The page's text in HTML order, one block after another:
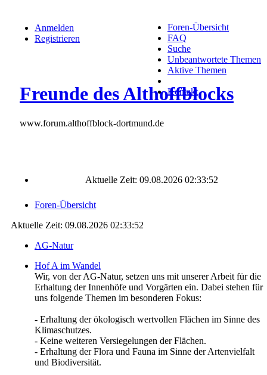
Foren-Übersicht
FAQ
Suche
Unbeantwortete Themen
Aktive Themen
Kontakt
Anmelden
Registrieren
Freunde des Althoffblocks
www.forum.althoffblock-dortmund.de
Aktuelle Zeit: 09.08.2026 02:33:52
Foren-Übersicht
Aktuelle Zeit: 09.08.2026 02:33:52
AG-Natur
Hof A im Wandel
Wir, von der AG-Natur, setzen uns mit unserer Arbeit für die
Erhaltung der Innenhöfe und Vorgärten ein. Dabei stehen für
uns folgende Themen im besonderen Fokus:
- Erhaltung der ökologisch wertvollen Flächen im Sinne des
Klimaschutzes.
- Keine weiteren Versiegelungen der Flächen.
- Erhaltung der Flora und Fauna im Sinne der Artenvielfalt
und Biodiversität.